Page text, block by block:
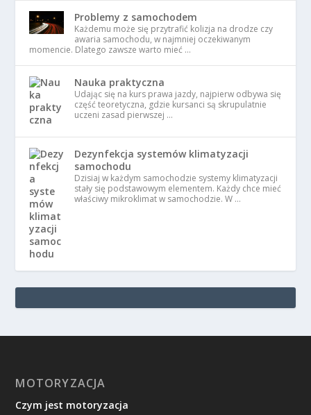
Problemy z samochodem
Każdemu może się przytrafić kolizja na drodze czy
awaria samochodu, w najmniej oczekiwanym
momencie. Dlatego zawsze warto mieć …
Nauka praktyczna
Udając się na kurs prawa jazdy, najpierw odbywa się
część teoretyczna, gdzie kursanci są skrupulatnie
uczeni zasad pierwszej …
Dezynfekcja systemów klimatyzacji
samochodu
Dzisiaj w każdym samochodzie systemy klimatyzacji
stały się podstawowym elementem. Każdy chce mieć
właściwy mikroklimat w samochodzie. W …
MOTORYZACJA
Czym jest motoryzacja